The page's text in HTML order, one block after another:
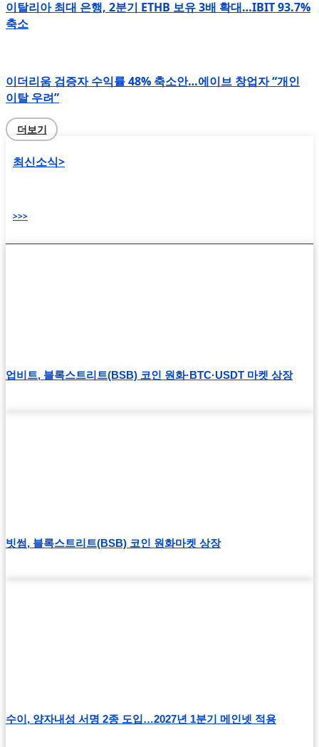
이탈리아 최대 은행, 2분기 ETHB 보유 3배 확대…IBIT 93.7%
축소
이더리움 검증자 수익률 48% 축소안…에이브 창업자 “개인
이탈 우려”
더보기
최신소식>
>>>
업비트, 블록스트리트(BSB) 코인 원화·BTC·USDT 마켓 상장
빗썸, 블록스트리트(BSB) 코인 원화마켓 상장
수이, 양자내성 서명 2종 도입…2027년 1분기 메인넷 적용